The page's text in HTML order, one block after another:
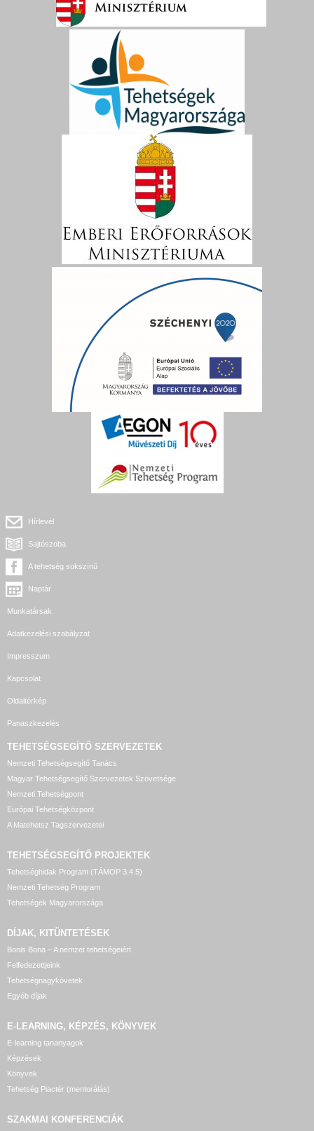
Hírlevél
Sajtószoba
A tehetség sokszínű
Naptár
Munkatársak
Adatkezelési szabályzat
Impresszum
Kapcsolat
Oldaltérkép
Panaszkezelés
TEHETSÉGSEGÍTŐ SZERVEZETEK
Nemzeti Tehetségsegítő Tanács
Magyar Tehetségsegítő Szervezetek Szövetsége
Nemzeti Tehetségpont
Európai Tehetségközpont
A Matehetsz Tagszervezetei
TEHETSÉGSEGÍTŐ PROJEKTEK
Tehetséghidak Program (TÁMOP 3.4.5)
Nemzeti Tehetség Program
Tehetségek Magyarországa
DÍJAK, KITÜNTETÉSEK
Bonis Bona – A nemzet tehetségeiért
Felfedezettjeink
Tehetségnagykövetek
Egyéb díjak
E-LEARNING, KÉPZÉS, KÖNYVEK
E-learning tananyagok
Képzések
Könyvek
Tehetség Piactér (mentorálás)
SZAKMAI KONFERENCIÁK